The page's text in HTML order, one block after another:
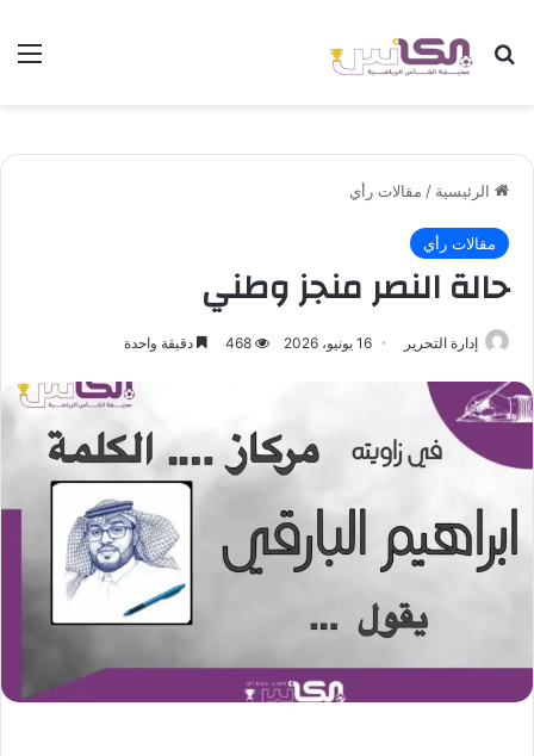
بحث عن
الرئيسية / مقالات رأي
مقالات رأي
حالة النصر منجز وطني
إدارة التحرير 16 يونيو، 2026 468 دقيقة واحدة